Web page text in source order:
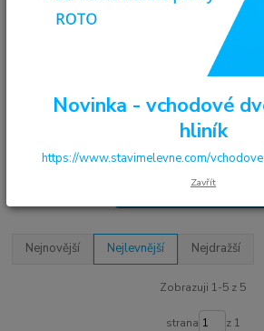
Plastová oknav rozměru 90x60 cm
Tato
v odstínu bílém,
. Všechna okna mají
výklopného otvírání.
Upřesnit parametry
Nejnovější Nejlevnější Nejdražší
Zobrazuji 1-5 z 5
strana z 1
Novinka - vchodové
hliník
https://www.stavimelevne.com/
Zavřít